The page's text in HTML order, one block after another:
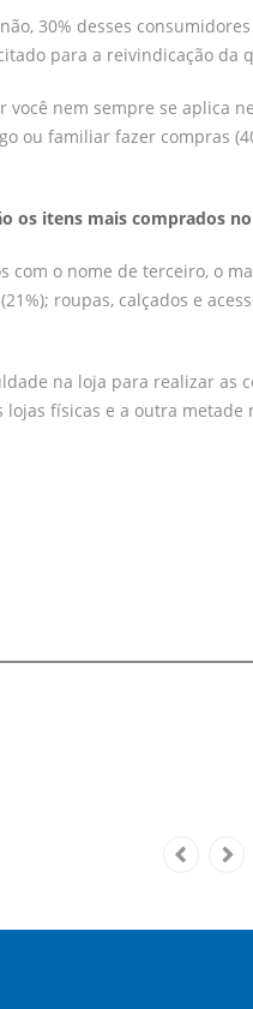
30% desses
para a reivindicação da
nem sempre se aplica
ou familiar fazer compras
os itens mais comprados
com o nome de terceiro, o
roupas, calçados e
na loja para realizar as
físicas e a outra metade